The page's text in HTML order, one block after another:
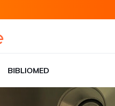
BIBLIOMED